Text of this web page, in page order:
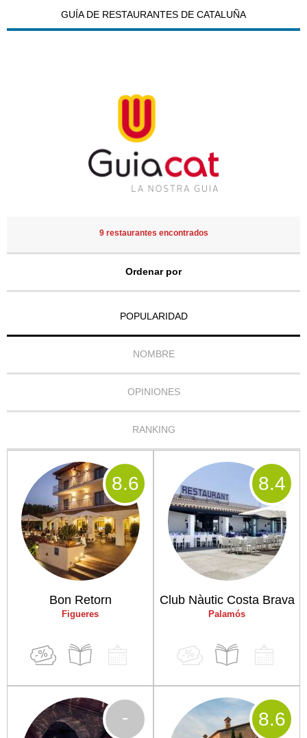
GUÍA DE RESTAURANTES DE CATALUÑA
9 restaurantes encontrados
Ordenar por
POPULARIDAD
NOMBRE
OPINIONES
RANKING
Bon Retorn
Figueres
8.6
Club Nàutic Costa Brava
Palamós
8.4
- 8.6